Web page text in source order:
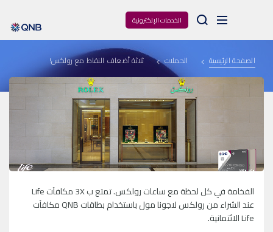
الخدمات الإلكترونية Arama
الصفحة الرئيسية الحملات ثلاثة أضعاف النقاط مع رولكس!
الفخامة في كل لحظة مع ساعات رولكس. تمتع ب 3X مكافآت Life
عند الشراء من رولكس لاجونا مول باستخدام بطاقات QNB مكافآت
Life الائتمانية.